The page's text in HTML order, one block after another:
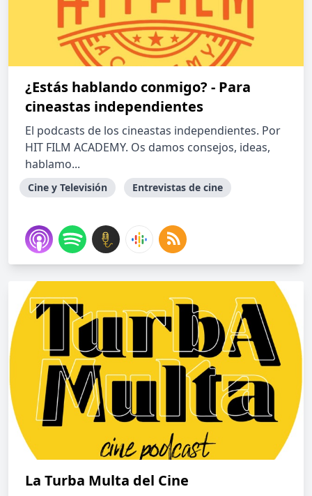
¿Estás hablando conmigo? - Para
cineastas independientes
El podcasts de los cineastas independientes. Por
HIT FILM ACADEMY. Os damos consejos, ideas,
hablamo...
Cine y Televisión Entrevistas de cine
La Turba Multa del Cine